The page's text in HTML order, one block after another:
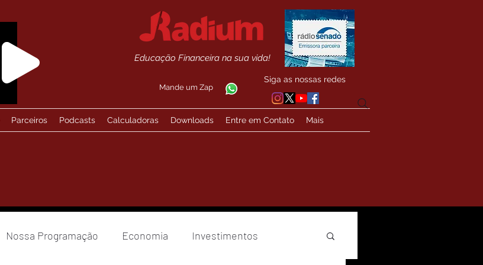
Educação Financeira na sua vida!
Mande um Zap
Siga as nossas redes
Parceiros Podcasts Calculadoras Downloads Entre em Contato Mais
Nossa Programação Economia Investimentos